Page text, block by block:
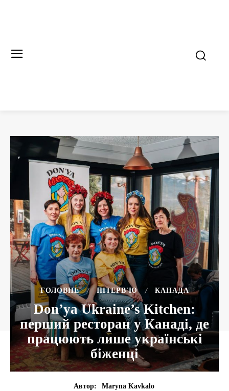
ГОЛОВНЕ ІНТЕРВ'Ю КАНАДА
Don’ya Ukraine’s Kitchen:
перший ресторан у Канаді, де
працюють лише українські
біженці
Автор:
Maryna Kavkalo